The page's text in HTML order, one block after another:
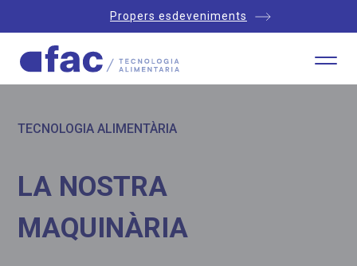
Propers esdeveniments
TECNOLOGIA ALIMENTÀRIA
LA NOSTRA
MAQUINÀRIA